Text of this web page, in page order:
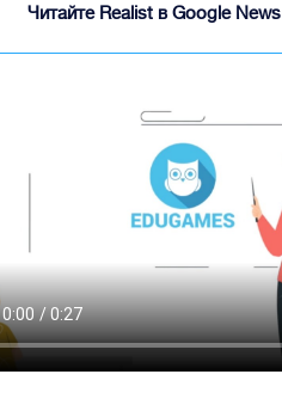
Читайте Realist в Google News